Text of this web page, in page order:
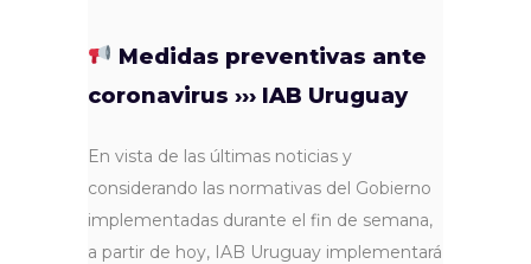
Medidas preventivas ante
coronavirus ››› IAB Uruguay
En vista de las últimas noticias y
considerando las normativas del Gobierno
implementadas durante el fin de semana,
a partir de hoy, IAB Uruguay implementará